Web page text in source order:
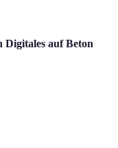
Digitales auf Beton